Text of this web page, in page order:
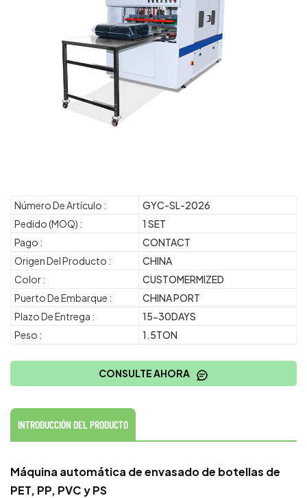
Número De Artículo :
GYC-SL-2026
Pedido (MOQ) :
1 SET
Pago :
CONTACT
Origen Del Producto :
CHINA
Color :
CUSTOMERMIZED
Puerto De Embarque :
CHINA PORT
Plazo De Entrega :
15-30DAYS
Peso :
1.5TON
CONSULTE AHORA
INTRODUCCIÓN DEL PRODUCTO
Máquina automática de envasado de botellas de
PET, PP, PVC y PS